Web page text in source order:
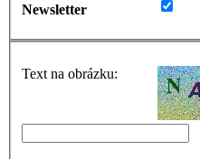
Newsletter
Text na obrázku: